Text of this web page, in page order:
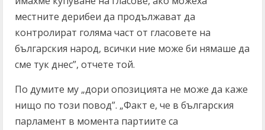
местните дерибеи да продължават да
контролират голяма част от гласовете на
българския народ, всички ние може би нямаше да
сме тук днес”, отчете той.
По думите му „дори опозицията не може да каже
нищо по този повод”. „Факт е, че в българския
парламент в момента партиите са